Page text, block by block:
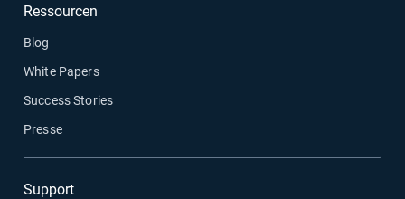
Ressourcen
Blog
White Papers
Success Stories
Presse
Support